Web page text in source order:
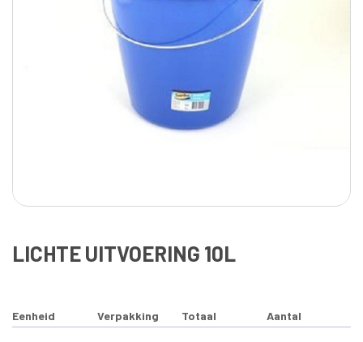
LICHTE UITVOERING 10L
Eenheid Verpakking Totaal Aantal